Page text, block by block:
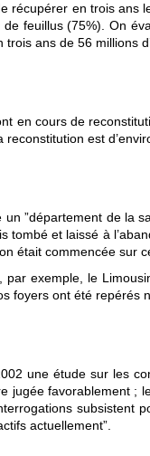
récupérer en trois
de feuillus (75%). On
ans de 56 millions
en cours de
est
un ”département de la
tombé et laissé à
était commencée sur
par exemple, le
foyers ont été repérés
une étude sur les
jugée favorablement ;
subsistent
actuellement”.